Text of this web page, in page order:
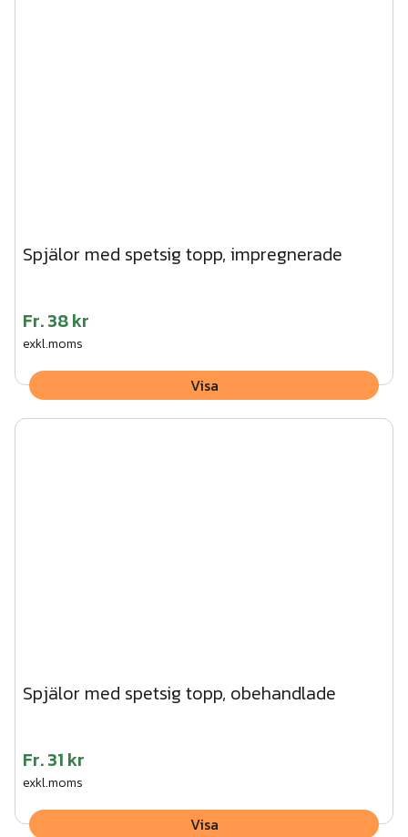
Spjälor med spetsig topp, impregnerade
Fr.38 kr
exkl.moms
Visa
Spjälor med spetsig topp, obehandlade
Fr.31 kr
exkl.moms
Visa